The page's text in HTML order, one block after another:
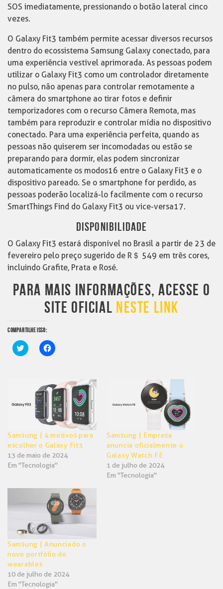
SOS imediatamente, pressionando o botão lateral cinco
vezes.
O Galaxy Fit3 também permite acessar diversos recursos
dentro do ecossistema Samsung Galaxy conectado, para
uma experiência vestível aprimorada. As pessoas podem
utilizar o Galaxy Fit3 como um controlador diretamente
no pulso, não apenas para controlar remotamente a
câmera do smartphone ao tirar fotos e definir
temporizadores com o recurso Câmera Remota, mas
também para reproduzir e controlar mídia no dispositivo
conectado. Para uma experiência perfeita, quando as
pessoas não quiserem ser incomodadas ou estão se
preparando para dormir, elas podem sincronizar
automaticamente os modos16 entre o Galaxy Fit3 e o
dispositivo pareado. Se o smartphone for perdido, as
pessoas poderão localizá-lo facilmente com o recurso
SmartThings Find do Galaxy Fit3 ou vice-versa17.
DISPONIBILIDADE
O Galaxy Fit3 estará disponível no Brasil a partir de 23 de
fevereiro pelo preço sugerido de R＄ 549 em três cores,
incluindo Grafite, Prata e Rosé.
PARA MAIS INFORMAÇÕES, ACESSE O
SITE OFICIAL NESTE LINK
COMPARTILHE ISSO:
Clique
para
janela)
Clique
para
nova
janela)
Samsung | 4 motivos para
escolher o Galaxy Fit3
13 de maio de 2024
Em "Tecnologia"
Samsung | Empresa
anuncia oficialmente o
Galaxy Watch FE
1 de julho de 2024
Em "Tecnologia"
Samsung | Anunciado o
novo portfólio de
wearables
10 de julho de 2024
Em "Tecnologia"